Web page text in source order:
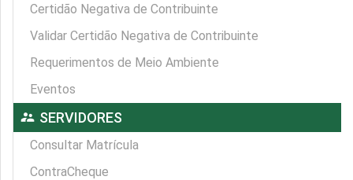
Certidão Negativa de Contribuinte
Validar Certidão Negativa de Contribuinte
Requerimentos de Meio Ambiente
Eventos
supervisor_account SERVIDORES
Consultar Matrícula
ContraCheque